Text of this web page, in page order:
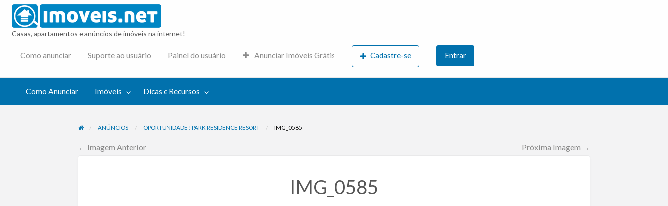
Casas, apartamentos e anúncios de imóveis na internet!
Como anunciar Suporte ao usuário Painel do usuário Anunciar Imóveis Grátis Cadastre-se Entrar
Como Anunciar Imóveis Dicas e Recursos
ANÚNCIOS OPORTUNIDADE ! PARK RESIDENCE RESORT IMG_0585
← Imagem Anterior Próxima Imagem →
IMG_0585